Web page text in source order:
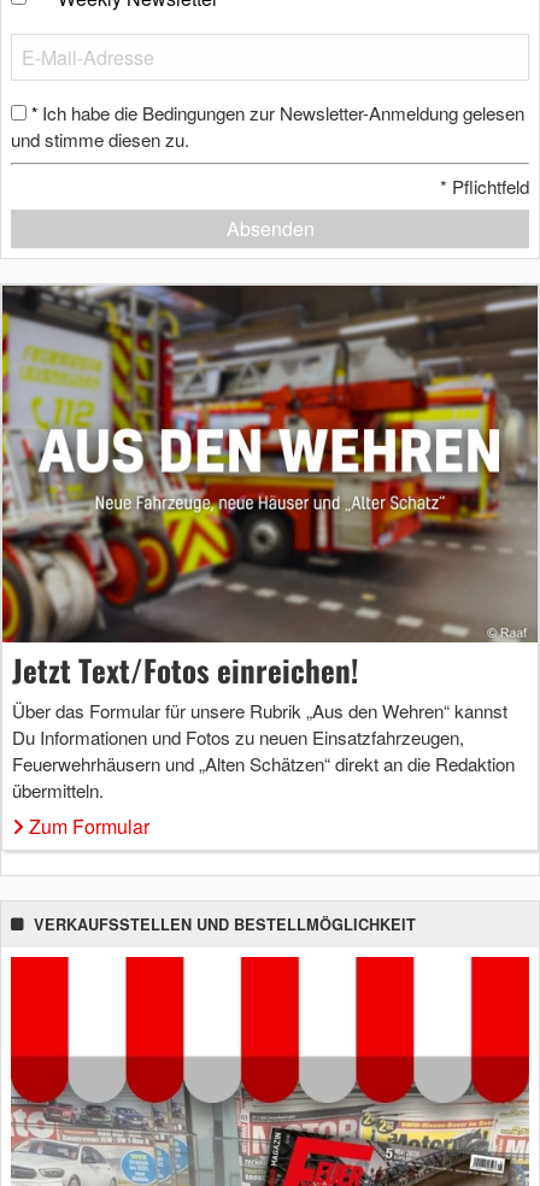
* Ich habe die Bedingungen zur Newsletter-Anmeldung gelesen
und stimme diesen zu.
* Pflichtfeld
Absenden
Jetzt Text/Fotos einreichen!
Über das Formular für unsere Rubrik „Aus den Wehren“ kannst
Du Informationen und Fotos zu neuen Einsatzfahrzeugen,
Feuerwehrhäusern und „Alten Schätzen“ direkt an die Redaktion
übermitteln.
Zum Formular
VERKAUFSSTELLEN UND BESTELLMÖGLICHKEIT